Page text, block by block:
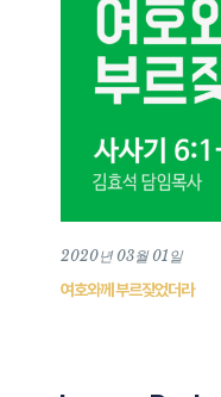
2020년 03월 01일
여호와께 부르짖었더라